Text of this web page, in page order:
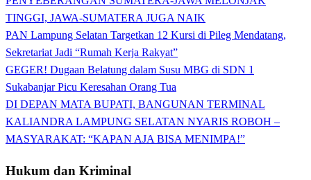
TINGGI, JAWA-SUMATERA JUGA NAIK
PAN Lampung Selatan Targetkan 12 Kursi di Pileg Mendatang,
Sekretariat Jadi “Rumah Kerja Rakyat”
GEGER! Dugaan Belatung dalam Susu MBG di SDN 1
Sukabanjar Picu Keresahan Orang Tua
DI DEPAN MATA BUPATI, BANGUNAN TERMINAL
KALIANDRA LAMPUNG SELATAN NYARIS ROBOH –
MASYARAKAT: “KAPAN AJA BISA MENIMPA!”
Hukum dan Kriminal